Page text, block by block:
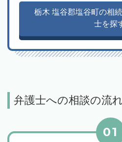
栃木 塩谷郡塩谷町の相
士を探
弁護士への相談の流
01